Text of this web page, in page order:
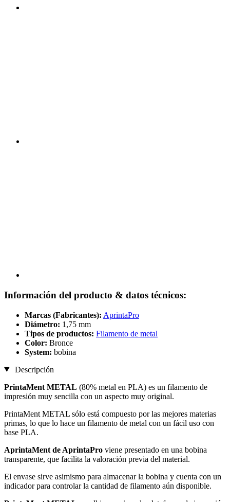
Información del producto & datos técnicos:
Marcas (Fabricantes): AprintaPro
Diámetro: 1,75 mm
Tipos de productos: Filamento de metal
Color: Bronce
System: bobina
Descripción
PrintaMent METAL (80% metal en PLA) es un filamento de
impresión muy sencilla con un aspecto muy original.
PrintaMent METAL sólo está compuesto por las mejores materias
primas, lo que lo hace un filamento de metal con un fácil uso con
base PLA.
AprintaMent de AprintaPro viene presentado en una bobina
transparente, que facilita la valoración previa del material.
El envase sirve asimismo para almacenar la bobina y cuenta con un
indicador para controlar la cantidad de filamento aún disponible.